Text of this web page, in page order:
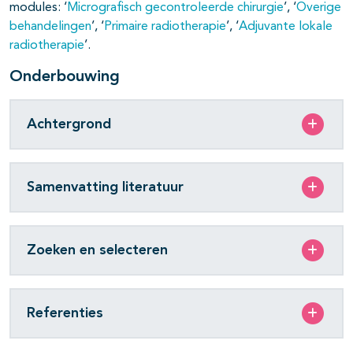
modules: ‘ Micrografisch gecontroleerde chirurgie’, ‘Overige
behandelingen’, ‘ Primaire radiotherapie’, ‘Adjuvante lokale
radiotherapie’.
Onderbouwing
Achtergrond
Samenvatting literatuur
Zoeken en selecteren
Referenties